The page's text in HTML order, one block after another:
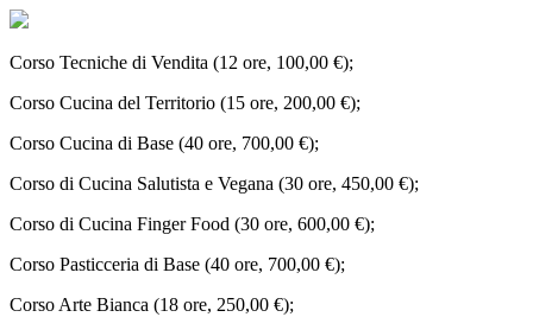
Corso Tecniche di Vendita (12 ore, 100,00 €);
Corso Cucina del Territorio (15 ore, 200,00 €);
Corso Cucina di Base (40 ore, 700,00 €);
Corso di Cucina Salutista e Vegana (30 ore, 450,00 €);
Corso di Cucina Finger Food (30 ore, 600,00 €);
Corso Pasticceria di Base (40 ore, 700,00 €);
Corso Arte Bianca (18 ore, 250,00 €);